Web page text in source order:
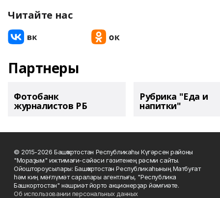
Читайте нас
Партнеры
Фотобанк
журналистов РБ
Рубрика "Еда и
напитки"
© 2015-2026 Башҡортостан Республикаһы Күгәрсен районы
"Мораҙым" ижтимағи-сәйәси гәзитенең рәсми сайты.
Ойоштороусылары: Башҡортостан Республикаһының Матбуғат
һәм киң мәғлүмәт саралары агентлығы, "Республика
Башкортостан" нәшриәт йорто акционерҙар йәмғиәте.
Об использовании персональных данных